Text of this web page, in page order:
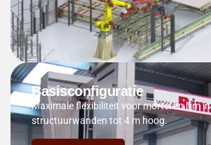
Basisconfiguratie
Maximale flexibiliteit voor mortel en lijm in
structuurwanden tot 4 m hoog.